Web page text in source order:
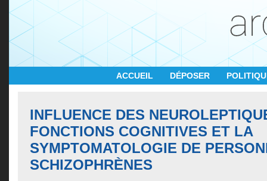
ACCUEIL DÉPOSER
INFLUENCE DES
FONCTIONS COGNITIVES ET LA
SYMPTOMATOLOGIE DE
SCHIZOPHRÈNES